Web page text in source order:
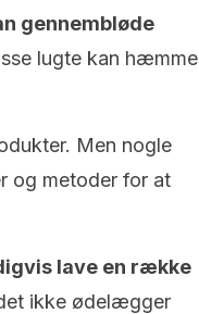
gennembløde
lugte kan hæmme
Men nogle
og metoder for at
lave en række
ikke ødelægger